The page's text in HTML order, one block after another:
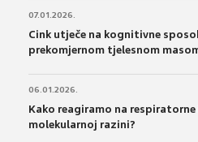
07.01.2026.
Cink utječe na kognitivne
prekomjernom tjelesnom
06.01.2026.
Kako reagiramo na
molekularnoj razini?